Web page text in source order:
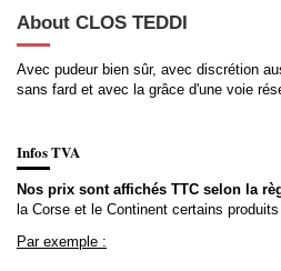
About CLOS TEDDI
Avec pudeur bien sûr, avec discrétion
sans fard et avec la grâce d'une voie
Infos TVA
Nos prix sont affichés TTC selon la
la Corse et le Continent certains
Par exemple :